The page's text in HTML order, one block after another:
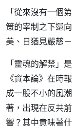
「從來沒有一個
策的宰制之下還
美、日猶見嚴慈
「靈魂的解禁」
《資本論》在時
成一股不小的風
著，出現在反共
響？其中意味著